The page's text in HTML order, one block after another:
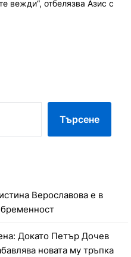
вежди“, отбелязва Азис с
Търсене
Верославова е в
Докато Петър Дочев
новата му тръпка